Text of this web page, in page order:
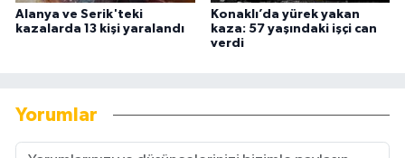
Alanya ve Serik'teki
kazalarda 13 kişi yaralandı
Konaklı’da yürek yakan
kaza: 57 yaşındaki işçi can
verdi
Yorumlar